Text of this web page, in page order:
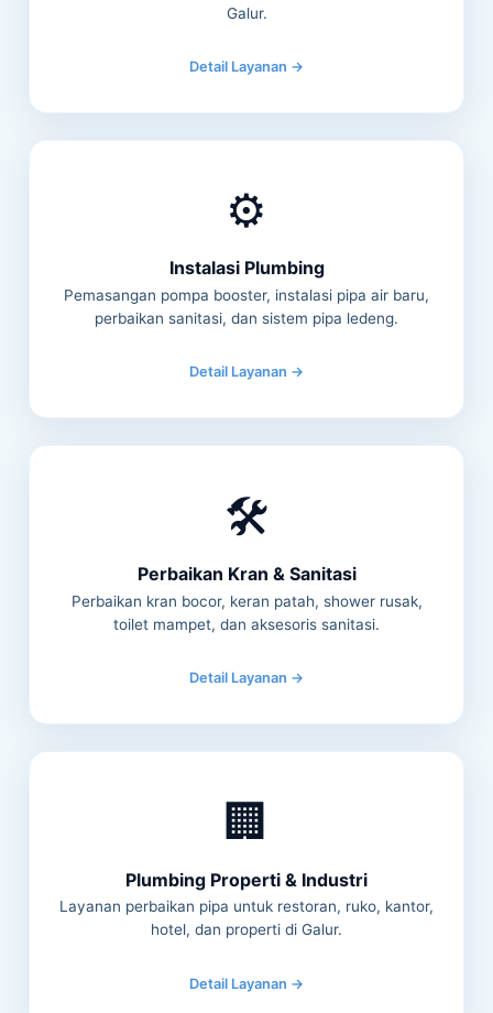
Galur.
Detail Layanan →
⚙️
Instalasi Plumbing
Pemasangan pompa booster, instalasi pipa air baru,
perbaikan sanitasi, dan sistem pipa ledeng.
Detail Layanan →
🛠️
Perbaikan Kran & Sanitasi
Perbaikan kran bocor, keran patah, shower rusak,
toilet mampet, dan aksesoris sanitasi.
Detail Layanan →
🏢
Plumbing Properti & Industri
Layanan perbaikan pipa untuk restoran, ruko, kantor,
hotel, dan properti di Galur.
Detail Layanan →